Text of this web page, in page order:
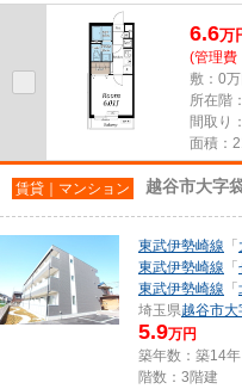
ある物件がお勧めです。この物...
6.6万
(管理費
敷：0
所在階
間取り
面積：
賃貸｜マンション 越谷市大字
東武伊勢崎線 「
東武伊勢崎線 「
東武伊勢崎線 「
埼玉県越谷市大
5.9万円
築年数：築14年
階数：3階建